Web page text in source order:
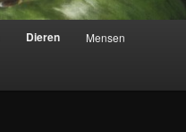
Dieren Mensen